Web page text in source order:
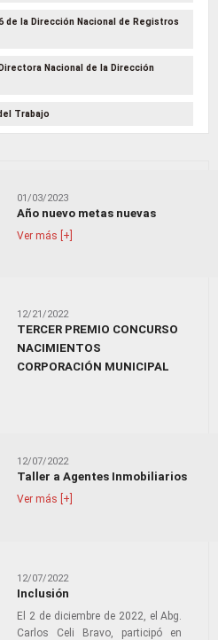
de la Dirección Nacional de Registros
Nacional de la Dirección
Trabajo
01/03/2023
Año nuevo metas nuevas
Ver más [+]
12/21/2022
TERCER PREMIO CONCURSO
NACIMIENTOS
CORPORACIÓN MUNICIPAL
12/07/2022
Taller a Agentes Inmobiliarios
Ver más [+]
12/07/2022
Inclusión
El 2 de diciembre de 2022, el Abg.
Carlos Celi Bravo, participó en